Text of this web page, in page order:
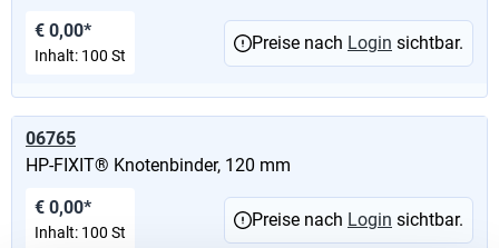
€ 0,00*
Inhalt: 100 St
Preise nach Login sichtbar.
06765
HP-FIXIT® Knotenbinder, 120 mm
€ 0,00*
Inhalt: 100 St
Preise nach Login sichtbar.